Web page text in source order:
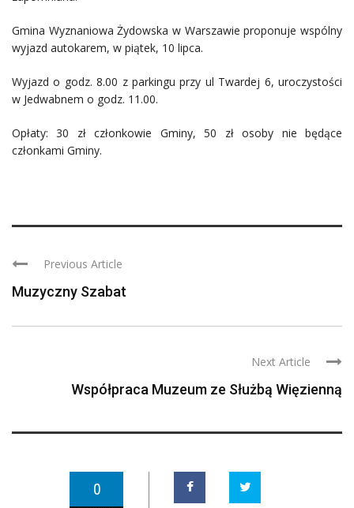
Gmina Wyznaniowa Żydowska w Warszawie proponuje wspólny
wyjazd autokarem, w piątek, 10 lipca.
Wyjazd o godz. 8.00 z parkingu przy ul Twardej 6, uroczystości
w Jedwabnem o godz. 11.00.
Opłaty: 30 zł członkowie Gminy, 50 zł osoby nie będące
członkami Gminy.
Previous Article
Muzyczny Szabat
Next Article
Współpraca Muzeum ze Służbą Więzienną
0